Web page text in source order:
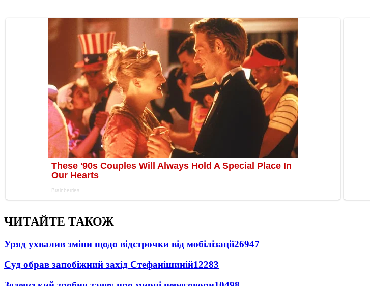
ЧИТАЙТЕ ТАКОЖ
Уряд ухвалив зміни щодо відстрочки від мобілізації26947
Суд обрав запобіжний захід Стефанішиній12283